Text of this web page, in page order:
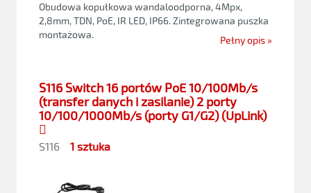
Obudowa kopułkowa wandaloodporna, 4Mpx,
2,8mm, TDN, PoE, IR LED, IP66. Zintegrowana puszka
montażowa.
Pełny opis »
S116 Switch 16 portów PoE 10/100Mb/s
(transfer danych i zasilanie) 2 porty
10/100/1000Mb/s (porty G1/G2) (UpLink)

S116 1 sztuka